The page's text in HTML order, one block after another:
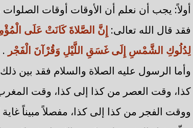
أولاً: يجب أن نعلم أن الأوقات أوقات
فقد قال الله تعالى: إِنَّ الصَّلاةَ كَانَتْ عَلَى
لِدُلُوكِ الشَّمْسِ إِلَى غَسَقِ اللَّيْلِ وَقُرْآنَ الْفَجْر .
وأما الرسول عليه الصلاة والسلام فقد بين
كذا، وقت العصر من كذا إلى كذا، وقت
ووقت الفجر من كذا إلى كذا، مفصلاً مبيناً